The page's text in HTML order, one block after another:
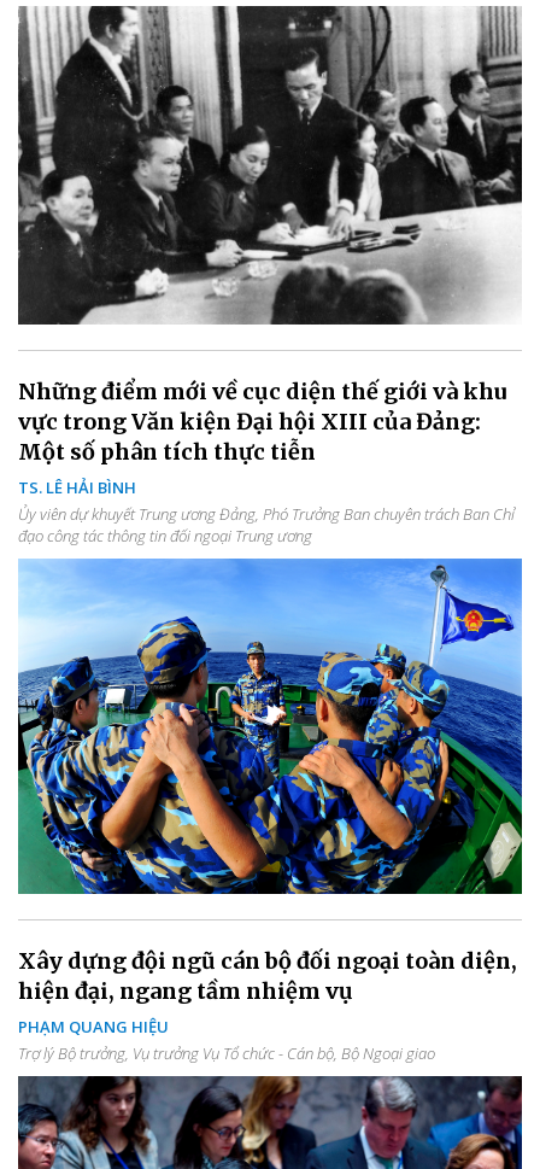
Những điểm mới về cục diện thế giới và khu
vực trong Văn kiện Đại hội XIII của Đảng:
Một số phân tích thực tiễn
TS. LÊ HẢI BÌNH
Ủy viên dự khuyết Trung ương Đảng, Phó Trưởng Ban chuyên trách Ban Chỉ
đạo công tác thông tin đối ngoại Trung ương
Xây dựng đội ngũ cán bộ đối ngoại toàn diện,
hiện đại, ngang tầm nhiệm vụ
PHẠM QUANG HIỆU
Trợ lý Bộ trưởng, Vụ trưởng Vụ Tổ chức - Cán bộ, Bộ Ngoại giao